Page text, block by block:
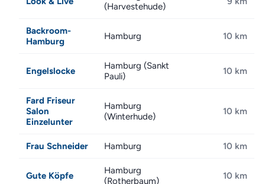
(Harvestehude)
Backroom-
Hamburg
Hamburg 10 km
Engelslocke
Hamburg (Sankt
Pauli)
10 km
Fard Friseur
Salon
Einzelunter
Hamburg
(Winterhude)
10 km
Frau Schneider Hamburg 10 km
Gute Köpfe
Hamburg
(Rotherbaum)
10 km